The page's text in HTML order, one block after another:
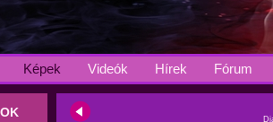
Képek Videók Hírek Fórum